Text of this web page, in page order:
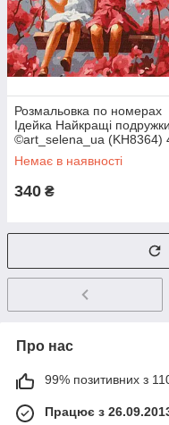
Розмальовка по номерах
Ідейка Найкращі подружки
©art_selena_ua (KH8364)
х 50 см
Немає в наявності
340 ₴
Про нас
99% позитивних з
Працює з